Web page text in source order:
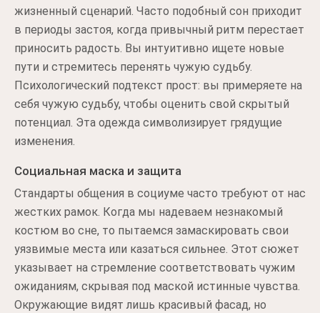
жизненный сценарий. Часто подобный сон приходит
в периоды застоя, когда привычный ритм перестает
приносить радость. Вы интуитивно ищете новые
пути и стремитесь перенять чужую судьбу.
Психологический подтекст прост: вы примеряете на
себя чужую судьбу, чтобы оценить свой скрытый
потенциал. Эта одежда символизирует грядущие
изменения.
Социальная маска и защита
Стандарты общения в социуме часто требуют от нас
жестких рамок. Когда мы надеваем незнакомый
костюм во сне, то пытаемся замаскировать свои
уязвимые места или казаться сильнее. Этот сюжет
указывает на стремление соответствовать чужим
ожиданиям, скрывая под маской истинные чувства.
Окружающие видят лишь красивый фасад, но